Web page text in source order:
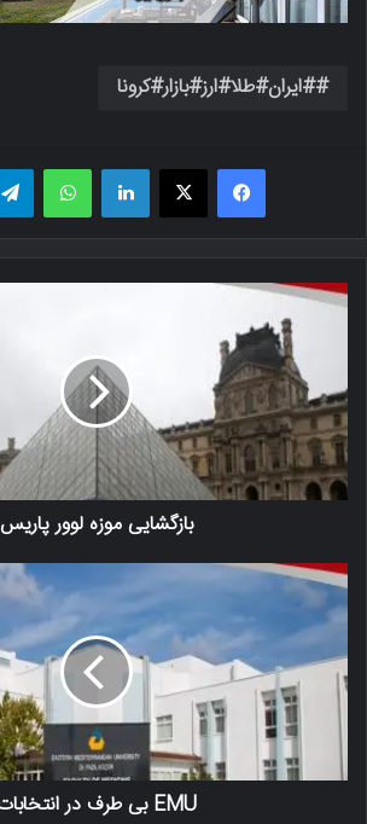
#ایران#طلا#ارز#بازار#کرونا
فیسبوک X لینکدین واتس اپ
بازگشایی موزه لوور پاریس
EMU بی طرف در انتخابات